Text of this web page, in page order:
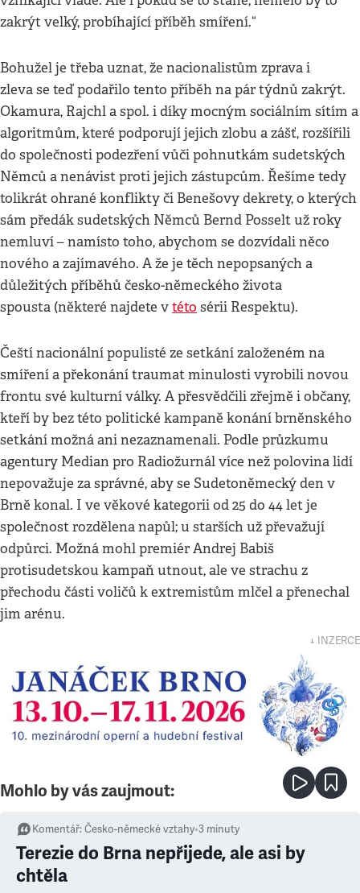
zakrýt velký, probíhající příběh smíření.“
Bohužel je třeba uznat, že nacionalistům zprava i
zleva se teď podařilo tento příběh na pár týdnů zakrýt.
Okamura, Rajchl a spol. i díky mocným sociálním sítím a
algoritmům, které podporují jejich zlobu a zášť, rozšířili
do společnosti podezření vůči pohnutkám sudetských
Němců a nenávist proti jejich zástupcům. Řešíme tedy
tolikrát ohrané konflikty či Benešovy dekrety, o kterých
sám předák sudetských Němců Bernd Posselt už roky
nemluví – namísto toho, abychom se dozvídali něco
nového a zajímavého. A že je těch nepopsaných a
důležitých příběhů česko-německého života
spousta (některé najdete vtéto sérii Respektu).
Čeští nacionální populisté ze setkání založeném na
smíření a překonání traumat minulosti vyrobili novou
frontu své kulturní války. A přesvědčili zřejmě i občany,
kteří by bez této politické kampaně konání brněnského
setkání možná ani nezaznamenali. Podle průzkumu
agentury Median pro Radiožurnál více než polovina lidí
nepovažuje za správné, aby se Sudetoněmecký den v
Brně konal. I ve věkové kategorii od 25 do 44 let je
společnost rozdělena napůl; u starších už převažují
odpůrci. Možná mohl premiér Andrej Babiš
protisudetskou kampaň utnout, ale ve strachu z
přechodu části voličů k extremistům mlčel a přenechal
jim arénu.
↓ INZERCE
Mohlo by vás zaujmout:
Komentář:Česko-německé vztahy•3 minuty
Terezie do Brna nepřijede, ale asi by
chtěla